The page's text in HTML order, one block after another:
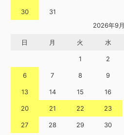
30
31
2026年9月
日 月 火 水
1 2
6 7 8 9
13 14 15 16
20 21 22 23
27 28 29 30